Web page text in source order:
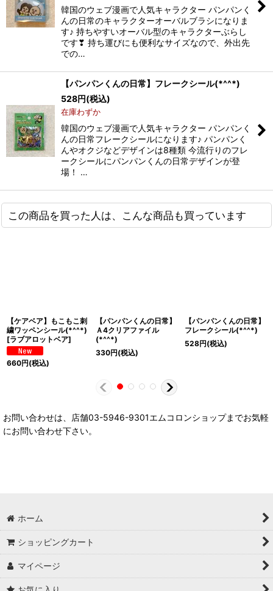
韓国のウェブ漫画で人気キャラクター パンパンく
んの日常のキャラクターオーバルブラシになりま
す♪ 持ちやすいオーバル型のキャラクターぶらし
です❣ 持ち運びにも便利なサイズなので、外出先
での…
【パンパンくんの日常】フレークシール(*^^*)
528円(税込)
在庫わずか
韓国のウェブ漫画で人気キャラクター パンパンく
んの日常フレークシールになります♪ パンパンく
んやオクジなどデザインは8種類 今流行りのフレ
ークシールにパンパンくんの日常デザインが登
場！ …
この商品を買った人は、こんな商品も買っています
【ケアベア】もこもこ刺
繍ワッペンシール(*^^*)
[ラブアロットベア]
660円(税込)
【パンパンくんの日常】
Ａ4クリアファイル
(*^^*)
330円(税込)
【パンパンくんの日常】
フレークシール(*^^*)
528円(税込)
お問い合わせは、店舗03-5946-9301エムコロンショップまでお気軽
にお問い合わせ下さい。
ホーム
ショッピングカート
マイページ